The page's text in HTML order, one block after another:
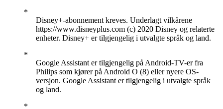
Disney+-abonnement kreves. Underlagt vilkårene
https://www.disneyplus.com (c) 2020 Disney og relaterte
enheter. Disney+ er tilgjengelig i utvalgte språk og land.
Google Assistant er tilgjengelig på Android-TV-er fra
Philips som kjører på Android O (8) eller nyere OS-
versjon. Google Assistant er tilgjengelig i utvalgte språk
og land.